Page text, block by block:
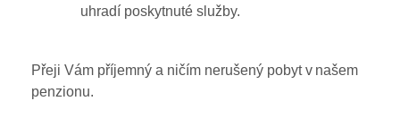
uhradí poskytnuté služby.
Přeji Vám příjemný a ničím nerušený pobyt v našem
penzionu.